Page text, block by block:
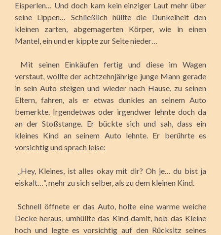
Eisperlen… Und doch kam kein einziger Laut mehr über
seine Lippen… Schließlich hüllte die Dunkelheit den
kleinen zarten, abgemagerten Körper, wie in einen
Mantel, ein und er kippte zur Seite nieder…
Mit seinen Einkäufen fertig und diese im Wagen
verstaut, wollte der achtzehnjährige junge Mann gerade
in sein Auto steigen und wieder nach Hause, zu seinen
Eltern, fahren, als er etwas dunkles an seinem Auto
bemerkte. Irgendetwas oder irgendwer lehnte doch da
an der Stoßstange. Er bückte sich und sah, dass ein
kleines Kind an seinem Auto lehnte. Er berührte es
vorsichtig und sprach leise:
„Hey, Kleines, ist alles okay mit dir? Oh je… du bist ja
eiskalt…”, mehr zu sich selber, als zu dem kleinen Kind.
Schnell öffnete er das Auto, holte eine warme weiche
Decke heraus, umhüllte das Kind damit, hob das Kleine
hoch und legte es vorsichtig auf den Rücksitz seines